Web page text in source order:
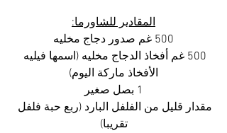
المقادير للشاورما:
500 غم صدور دجاج مخليه
500 غم أفخاذ الدجاج مخليه (اسمها فيليه
الأفخاذ ماركة اليوم)
1 بصل صغير
مقدار قليل من الفلفل البارد (ربع حبة فلفل
تقريبا)